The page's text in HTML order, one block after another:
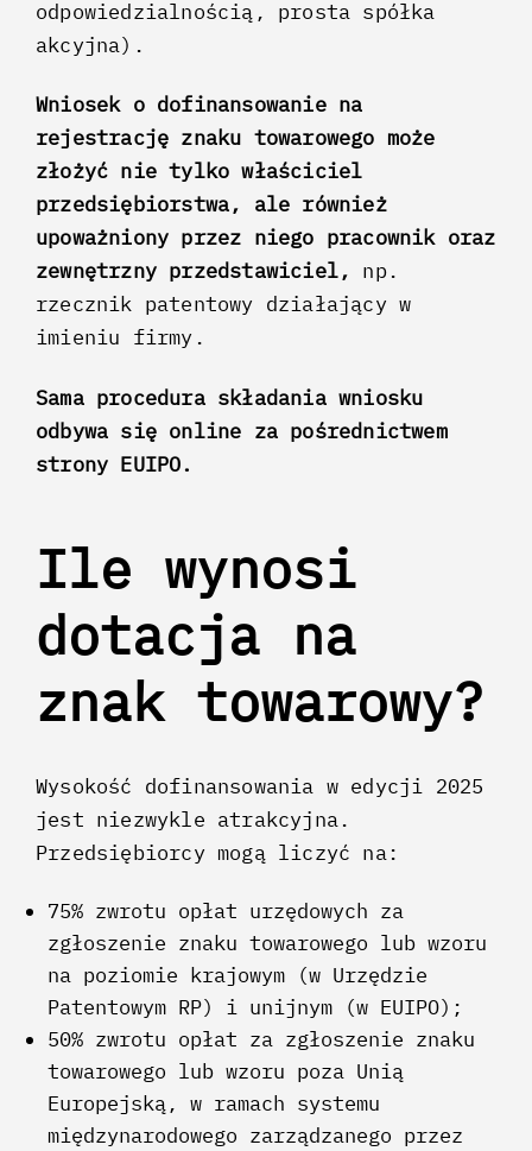
odpowiedzialnością, prosta spółka
akcyjna).
Wniosek o dofinansowanie na
rejestrację znaku towarowego może
złożyć nie tylko właściciel
przedsiębiorstwa, ale również
upoważniony przez niego pracownik oraz
zewnętrzny przedstawiciel, np.
rzecznik patentowy działający w
imieniu firmy.
Sama procedura składania wniosku
odbywa się online za pośrednictwem
strony EUIPO.
Ile wynosi
dotacja na
znak towarowy?
Wysokość dofinansowania w edycji 2025
jest niezwykle atrakcyjna.
Przedsiębiorcy mogą liczyć na:
75% zwrotu opłat urzędowych za
zgłoszenie znaku towarowego lub wzoru
na poziomie krajowym (w Urzędzie
Patentowym RP) i unijnym (w EUIPO);
50% zwrotu opłat za zgłoszenie znaku
towarowego lub wzoru poza Unią
Europejską, w ramach systemu
międzynarodowego zarządzanego przez